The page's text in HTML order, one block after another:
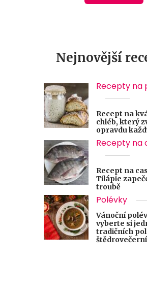
Nejnovější
Recepty na
Recept na
chléb, který
opravdu
Recepty na
Recept na
Tilápie
troubě
Polévky
Vánoční
vyberte si
tradičních